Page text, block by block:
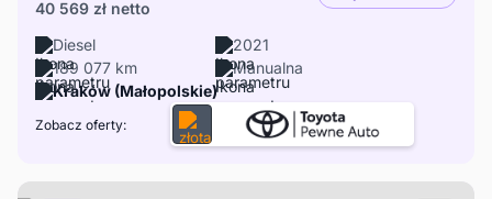
40 569 zł netto
Diesel
2021
189 077 km
Manualna
Kraków (Małopolskie)
Zobacz oferty: